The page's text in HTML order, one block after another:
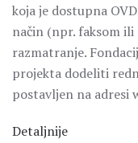
koja je dostupna
način (npr. faksom
razmatranje.
projekta dodeliti
postavljen na adresi
Detaljnije